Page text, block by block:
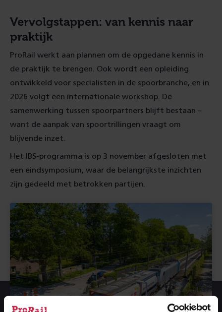
Vervolgstappen: van kennis naar
praktijk
ProRail werkt aan plannen om de opgedane kennis in
de praktijk te brengen. Ook wordt een opleiding
ontwikkeld voor specialisten in de spoorbranche, en in
2026 volgt een internationale workshop. De
samenwerking tussen spoorpartners blijft bestaan –
want de aanpak van spoortrillingen vraagt om
blijvende inzet.
Het IBS-programma is op 3 november afgesloten met
een eindsymposium, waar de belangrijkste inzichten
zijn gedeeld met betrokken partijen.